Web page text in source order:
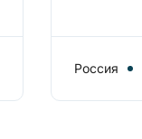
Россия